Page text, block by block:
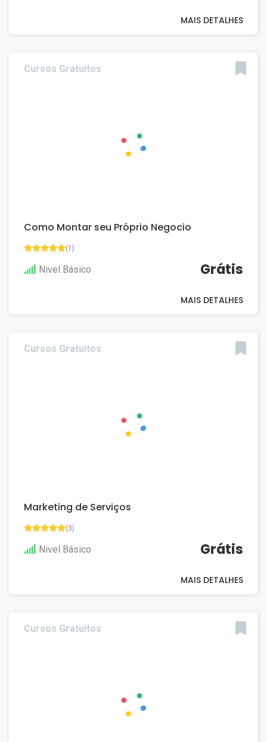
MAIS DETALHES
Cursos Gratuitos
Como Montar seu Próprio Negocio
(1)
Nivel Básico Grátis
MAIS DETALHES
Cursos Gratuitos
Marketing de Serviços
(3)
Nivel Básico Grátis
MAIS DETALHES
Cursos Gratuitos